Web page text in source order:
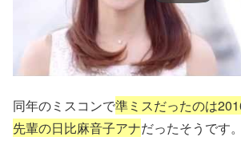
同年のミスコンで準ミスだったのは
先輩の日比麻音子アナだったそうです。